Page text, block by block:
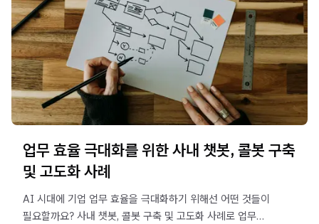
업무 효율 극대화를 위한 사내 챗봇, 콜봇 구축
및 고도화 사례
AI 시대에 기업 업무 효율을 극대화하기 위해선 어떤 것들이
필요할까요? 사내 챗봇, 콜봇 구축 및 고도화 사례로 업무